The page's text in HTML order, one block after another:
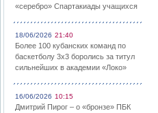
«серебро» Спартакиады учащихся
18/06/2026 21:40
Более 100 кубанских команд по
баскетболу 3х3 боролись за титул
сильнейших в академии «Локо»
16/06/2026 10:15
Дмитрий Пирог – о «бронзе» ПБК